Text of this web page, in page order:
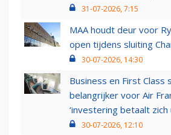
31-07-2026, 7:15
MAA houdt deur voor
open tijdens sluiting
30-07-2026, 14:30
Business en First Class
belangrijker voor Air
‘investering betaalt zich
30-07-2026, 12:10